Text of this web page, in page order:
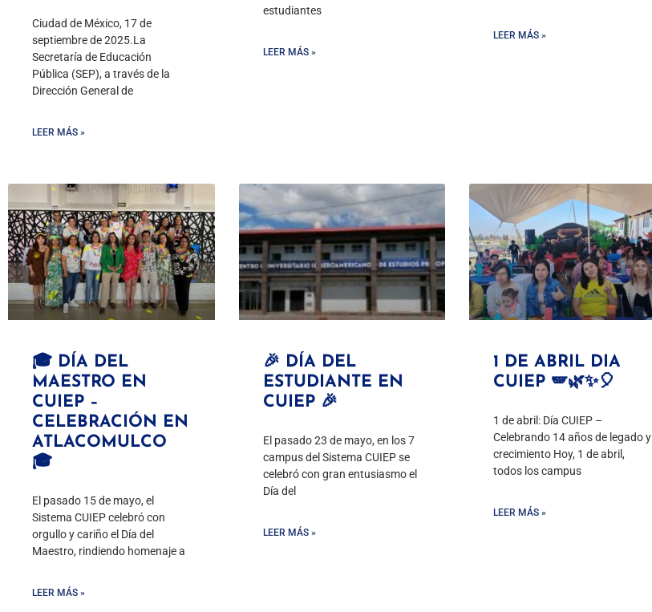
Ciudad de México, 17 de
septiembre de 2025.La
Secretaría de Educación
Pública (SEP), a través de la
Dirección General de
LEER MÁS »
estudiantes
LEER MÁS »
LEER MÁS »
🎓 DÍA DEL
MAESTRO EN
CUIEP –
CELEBRACIÓN EN
ATLACOMULCO
🎓
El pasado 15 de mayo, el
Sistema CUIEP celebró con
orgullo y cariño el Día del
Maestro, rindiendo homenaje a
LEER MÁS »
🎉 DÍA DEL
ESTUDIANTE EN
CUIEP 🎉
El pasado 23 de mayo, en los 7
campus del Sistema CUIEP se
celebró con gran entusiasmo el
Día del
LEER MÁS »
1 DE ABRIL DIA
CUIEP 🪽🌿✨🎈
1 de abril: Día CUIEP –
Celebrando 14 años de legado y
crecimiento Hoy, 1 de abril,
todos los campus
LEER MÁS »